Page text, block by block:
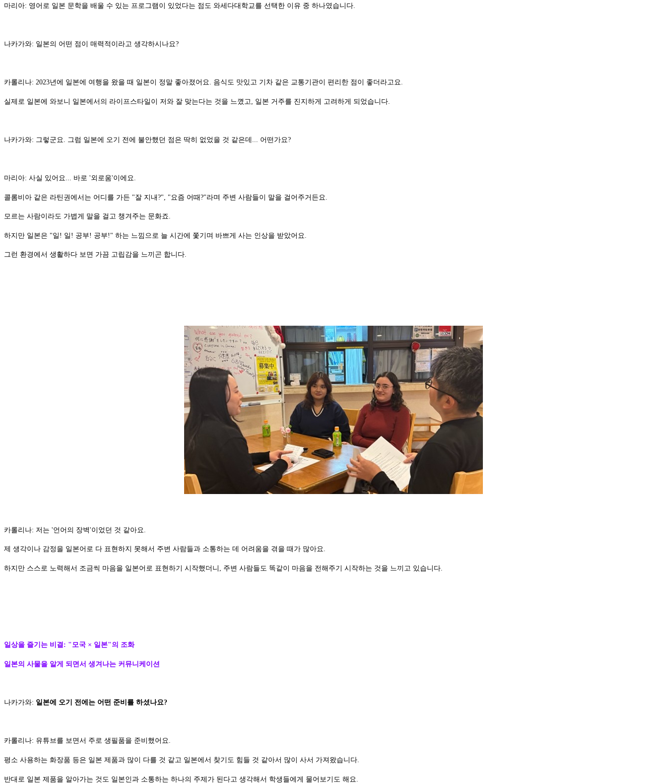
마리아: 영어로 일본 문학을 배울 수 있는 프로그램이 있었다는 점도 와세다대학교를 선택한 이유 중 하나였습니다.
나카가와: 일본의 어떤 점이 매력적이라고 생각하시나요?
카롤리나: 2023년에 일본에 여행을 왔을 때 일본이 정말 좋아졌어요. 음식도 맛있고 기차 같은 교통기관이 편리한 점이 좋더라고요.
실제로 일본에 와보니 일본에서의 라이프스타일이 저와 잘 맞는다는 것을 느꼈고, 일본 거주를 진지하게 고려하게 되었습니다.
나카가와: 그렇군요. 그럼 일본에 오기 전에 불안했던 점은 딱히 없었을 것 같은데... 어떤가요?
마리아: 사실 있어요... 바로 '외로움'이에요.
콜롬비아 같은 라틴권에서는 어디를 가든 "잘 지내?", "요즘 어때?"라며 주변 사람들이 말을 걸어주거든요.
모르는 사람이라도 가볍게 말을 걸고 챙겨주는 문화죠.
하지만 일본은 "일! 일! 공부! 공부!" 하는 느낌으로 늘 시간에 쫓기며 바쁘게 사는 인상을 받았어요.
그런 환경에서 생활하다 보면 가끔 고립감을 느끼곤 합니다.
카롤리나: 저는 '언어의 장벽'이었던 것 같아요.
제 생각이나 감정을 일본어로 다 표현하지 못해서 주변 사람들과 소통하는 데 어려움을 겪을 때가 많아요.
하지만 스스로 노력해서 조금씩 마음을 일본어로 표현하기 시작했더니, 주변 사람들도 똑같이 마음을 전해주기 시작하는 것을 느끼고 있습니다.
일상을 즐기는 비결: "모국 × 일본"의 조화
일본의 사물을 알게 되면서 생겨나는 커뮤니케이션
나카가와: 일본에 오기 전에는 어떤 준비를 하셨나요?
카롤리나: 유튜브를 보면서 주로 생필품을 준비했어요.
평소 사용하는 화장품 등은 일본 제품과 많이 다를 것 같고 일본에서 찾기도 힘들 것 같아서 많이 사서 가져왔습니다.
반대로 일본 제품을 알아가는 것도 일본인과 소통하는 하나의 주제가 된다고 생각해서 학생들에게 물어보기도 해요.